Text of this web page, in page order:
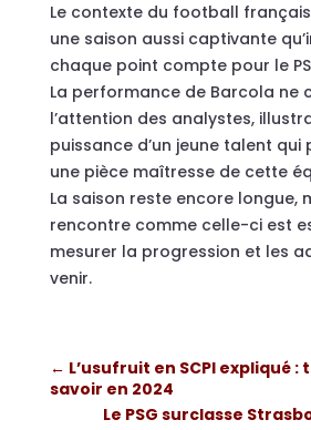
Le contexte du football
une saison aussi captivante
chaque point compte pour le
La performance de Barcola ne
l’attention des analystes,
puissance d’un jeune talent
une pièce maîtresse de cette
La saison reste encore longue,
rencontre comme celle-ci est
mesurer la progression et les
venir.
← L’usufruit en SCPI expliqué
savoir en 2024
Le PSG surclasse